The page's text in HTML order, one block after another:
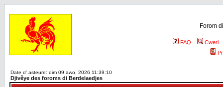
Forom
FAQ
Cweri
Date d' asteure: dim 09 awo, 2026 11:39:10
Djivêye des foroms di Berdelaedjes